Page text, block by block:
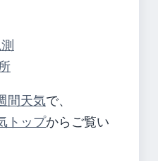
間天気で、
トップからご覧い